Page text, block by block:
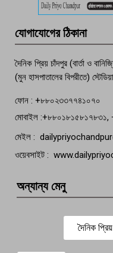
বেঁচে
যোগাযোগের ঠিকানা
দৈনিক প্রিয় চাঁদপুর (বার্তা ও
(মুন হাসপাতালের বিপরীতে)
ফোন : +৮৮০২৩৩৭৭৪১০৭০
মোবাইল
মেইল :
ওয়েবসাইট :
অন্যান্য মেনু
দৈনিক